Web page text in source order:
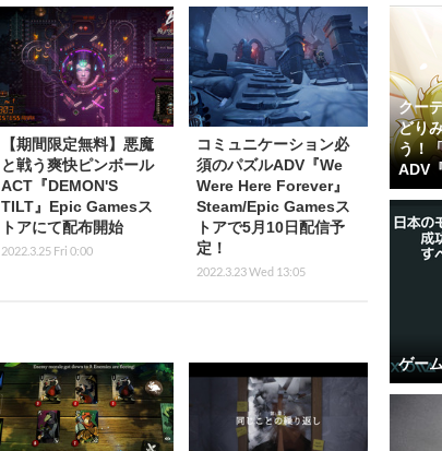
【期間限定無料】悪魔
と戦う爽快ピンボール
ACT『DEMON'S
TILT』Epic Gamesス
トアにて配布開始
2022.3.25 Fri 0:00
コミュニケーション必
須のパズルADV『We
Were Here Forever』
Steam/Epic Gamesス
トアで5月10日配信予
定！
2022.3.23 Wed 13:05
クー
どり
う！
ADV
ゲー